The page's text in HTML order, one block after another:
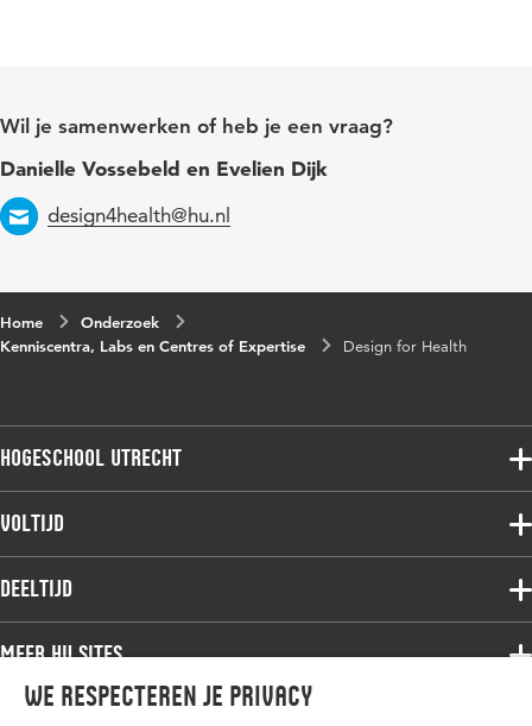
We respecteren je privacy
Wil je samenwerken of heb je een vraag?
Danielle Vossebeld en Evelien Dijk
Email
design4health@hu.nl
Home
Onderzoek
Kenniscentra, Labs en Centres of Expertise
Design for Health
Hogeschool Utrecht
Voltijdopleidingen
Deeltijdopleidingen
Onderzoek
Werken bij de HU
Voltijd
Associate degree
Bachelor
Master
Studiekeuze voltijd
Deeltijd
Associate degree
Bachelor
Meer HU sites
HU International